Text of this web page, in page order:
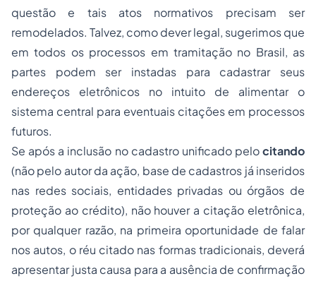
questão e tais atos normativos precisam ser
remodelados. Talvez, como dever legal, sugerimos que
em todos os processos em tramitação no Brasil, as
partes podem ser instadas para cadastrar seus
endereços eletrônicos no intuito de alimentar o
sistema central para eventuais citações em processos
futuros.
Se após a inclusão no cadastro unificado pelocitando
(não pelo autor da ação, base de cadastros já inseridos
nas redes sociais, entidades privadas ou órgãos de
proteção ao crédito), não houver a citação eletrônica,
por qualquer razão, na primeira oportunidade de falar
nos autos, o réu citado nas formas tradicionais, deverá
apresentar justa causa para a ausência de confirmação